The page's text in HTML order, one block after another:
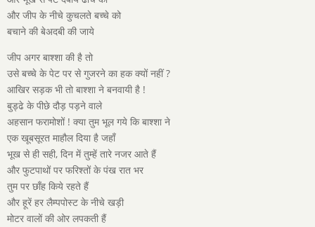
और जीप के नीचे कुचलते बच्चे को
बचाने की बेअदबी की जाये
जीप अगर बाश्शा की है तो
उसे बच्चे के पेट पर से गुजरने का हक क्यों नहीं ?
आखिर सड़क भी तो बाश्शा ने बनवायी है !
बुड्ढे के पीछे दौड़ पड़ने वाले
अहसान फरामोशों ! क्या तुम भूल गये कि बाश्शा ने
एक खूबसूरत माहौल दिया है जहाँ
भूख से ही सही, दिन में तुम्हें तारे नजर आते हैं
और फुटपाथों पर फरिश्तों के पंख रात भर
तुम पर छाँह किये रहते हैं
और हूरें हर लैम्पपोस्ट के नीचे खड़ी
मोटर वालों की ओर लपकती हैं